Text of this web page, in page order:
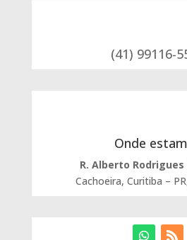
(41) 99116-
Onde
R. Alberto Rodrigues
Cachoeira, Curitiba –